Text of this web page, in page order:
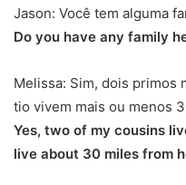
Jason: Você tem alguma
Do you have any family
Melissa: Sim, dois primos
tio vivem mais ou menos
Yes, two of my cousins
live about 30 miles from